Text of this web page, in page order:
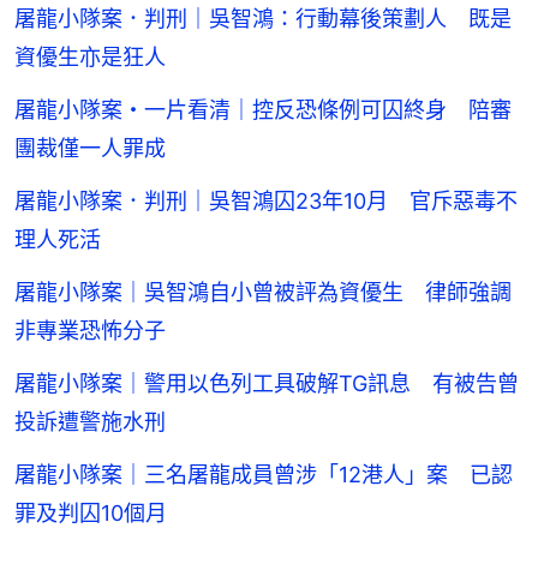
屠龍小隊案．判刑｜吳智鴻：行動幕後策劃人 既是
資優生亦是狂人
屠龍小隊案・一片看清｜控反恐條例可囚終身 陪審
團裁僅一人罪成
屠龍小隊案．判刑｜吳智鴻囚23年10月 官斥惡毒不
理人死活
屠龍小隊案｜吳智鴻自小曾被評為資優生 律師強調
非專業恐怖分子
屠龍小隊案｜警用以色列工具破解TG訊息 有被告曾
投訴遭警施水刑
屠龍小隊案｜三名屠龍成員曾涉「12港人」案 已認
罪及判囚10個月